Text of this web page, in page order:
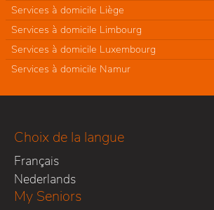
Services à domicile Liège
Services à domicile Limbourg
Services à domicile Luxembourg
Services à domicile Namur
Choix de la langue
Français
Nederlands
My Seniors